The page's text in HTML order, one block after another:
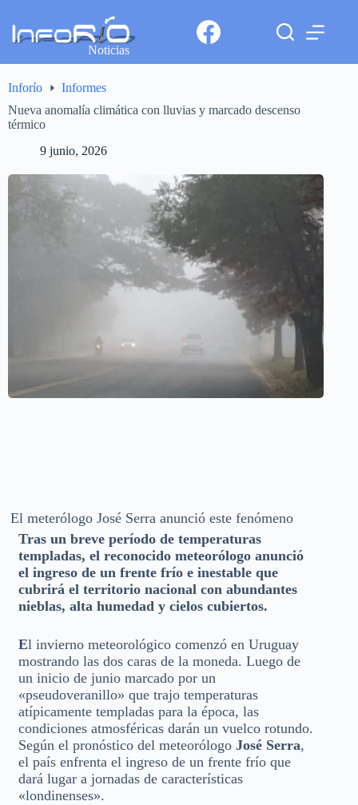
Noticias
Inforío
Informes
Nueva anomalía climática con lluvias y marcado descenso
térmico
9 junio, 2026
El meterólogo José Serra anunció este fenómeno
Tras un breve período de temperaturas
templadas, el reconocido meteorólogo anunció
el ingreso de un frente frío e inestable que
cubrirá el territorio nacional con abundantes
nieblas, alta humedad y cielos cubiertos.
El invierno meteorológico comenzó en Uruguay
mostrando las dos caras de la moneda. Luego de
un inicio de junio marcado por un
«pseudoveranillo» que trajo temperaturas
atípicamente templadas para la época, las
condiciones atmosféricas darán un vuelco rotundo.
Según el pronóstico del meteorólogo José Serra,
el país enfrenta el ingreso de un frente frío que
dará lugar a jornadas de características
«londinenses».